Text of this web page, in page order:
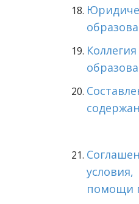
образова
помощи